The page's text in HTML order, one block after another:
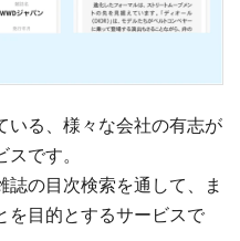
いる、様々な会社の有志が
です。
の目次検索を通して、ま
を目的とするサービスで